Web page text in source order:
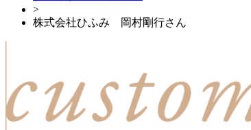
>
株式会社ひふみ 岡村剛行さん